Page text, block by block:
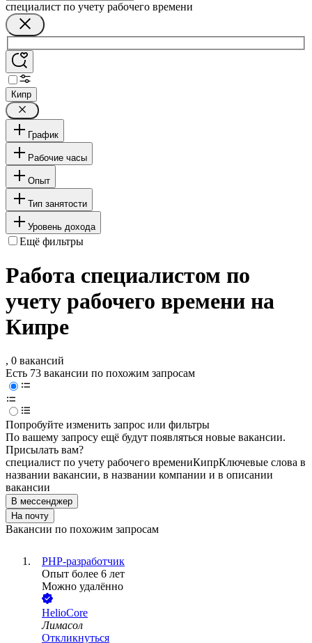
специалист по учету рабочего времени
Кипр
График
Рабочие часы
Опыт
Тип занятости
Уровень дохода
Ещё фильтры
Работа специалистом по
учету рабочего времени на
Кипре
, 0 вакансий
Есть 73 вакансии по похожим запросам
Попробуйте изменить запрос или фильтры
По вашему запросу ещё будут появляться новые вакансии.
Присылать вам?
специалист по учету рабочего времениКипрКлючевые слова в
названии вакансии, в названии компании и в описании
вакансии
В мессенджер
На почту
Вакансии по похожим запросам
PHP-разработчик
Опыт более 6 лет
Можно удалённо
HelioCore
Лимасол
Откликнуться